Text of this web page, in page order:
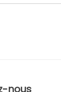
nous